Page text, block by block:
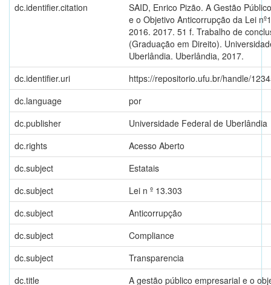
dc.identifier.citation
SAID, Enrico Pizão. A Gestão
e o Objetivo Anticorrupção da Lei
2016. 2017. 51 f. Trabalho de
(Graduação em Direito).
Uberlândia. Uberlândia, 2017.
dc.identifier.uri
https://repositorio.ufu.br/handle/
dc.language
por
dc.publisher
Universidade Federal de Uberlândia
dc.rights
Acesso Aberto
dc.subject
Estatais
dc.subject
Lei n º 13.303
dc.subject
Anticorrupção
dc.subject
Compliance
dc.subject
Transparencia
dc.title
A gestão público empresarial e o